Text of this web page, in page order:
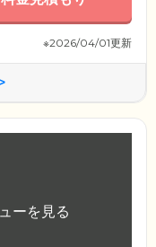
※2026/04/01更新